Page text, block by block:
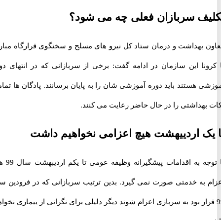
سربازان فعلی چه می شود؟
بهداشت و درمان ستاد کل نیرو های مسلح و سخنگوی قرارگاه مبارزه
این سازمان در ادامه گفت: برخی از سربازانی که در انتهای دوره
هستند باید دوره آموزشی شان را به پایان برسانند. پادگان ها تمامی
را در حال حاضر رعایت می کنند.
اردییهشت هیچ اعزامی نخواهیم داشت
با توجه به اقدامات پیشگیرانه وظیفه عومی تا یکم اردیبهشت سال 99 هیچ
به خدمتی صورت نمی گیرد. بدین ترتیب سربازانی که در فرودین سال
بود به سربازی اعزام شوند دیگر دلیلی برای نگرانی از ییماری نخواهند